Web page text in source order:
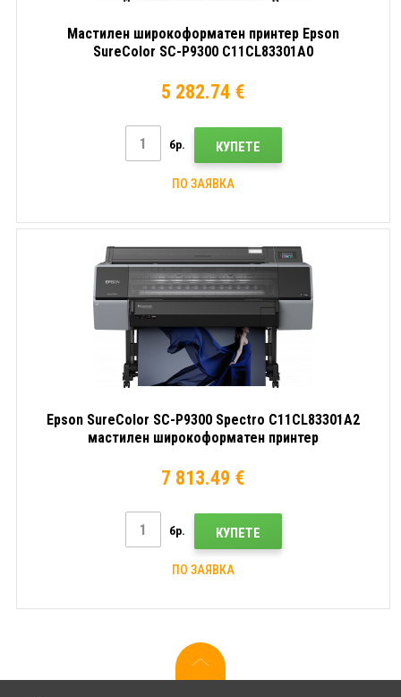
Мастилен широкоформатен принтер Epson
SureColor SC-P9300 C11CL83301A0
5 282.74 €
бр. КУПЕТЕ
ПО ЗАЯВКА
Epson SureColor SC-P9300 Spectro C11CL83301A2
мастилен широкоформатен принтер
7 813.49 €
бр. КУПЕТЕ
ПО ЗАЯВКА